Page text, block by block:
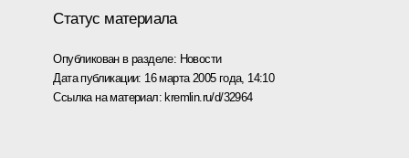
Статус материала
Опубликован в разделе: Новости
Дата публикации: 16 марта 2005 года, 14:10
Ссылка на материал:kremlin.ru/d/32964